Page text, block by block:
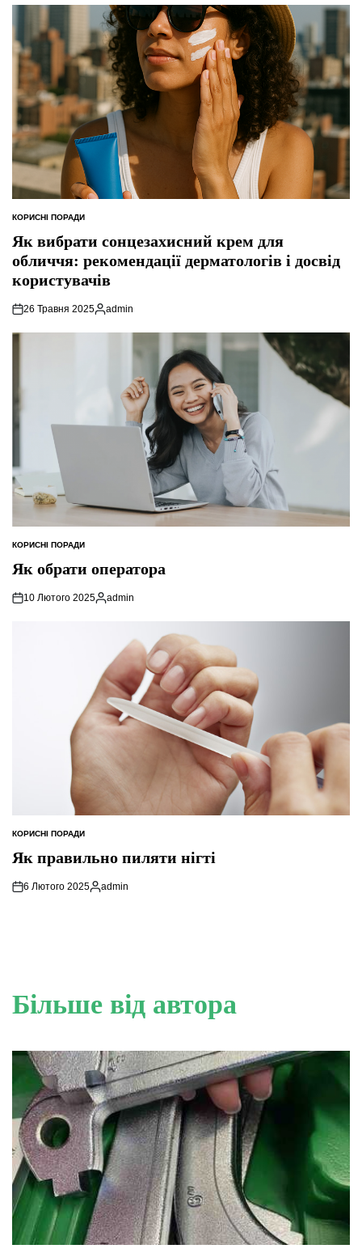
ОПУБЛІКУВАТИ
КОРИСНІ ПОРАДИ
Як вибрати сонцезахисний крем для
обличчя: рекомендації дерматологів і досвід
користувачів
26 Травня 2025
Опубліковано
admin
ОПУБЛІКУВАТИ
КОРИСНІ ПОРАДИ
Як обрати оператора
10 Лютого 2025
Опубліковано
admin
ОПУБЛІКУВАТИ
КОРИСНІ ПОРАДИ
Як правильно пиляти нігті
6 Лютого 2025
Опубліковано
admin
Більше від автора